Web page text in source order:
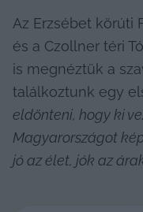
Az Erzsébet körúti
és a Czollner téri
is megnéztük a
találkoztunk egy
eldönteni, hogy ki
Magyarországot
jó az élet, jók az